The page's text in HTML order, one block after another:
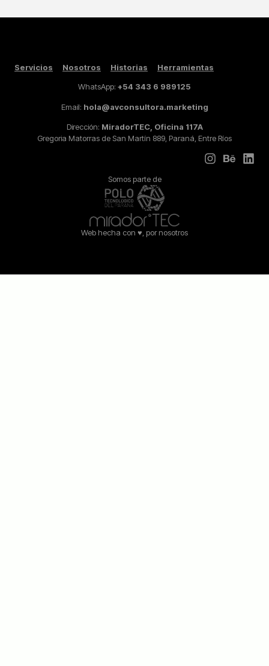
Somos parte de
WhatsApp: +54 343 6 989125
Email: hola@avconsultora.marketing
Dirección: MiradorTEC, Oficina 117A
Gregoria Matorras de San Martín 889, Paraná, Entre Ríos
Servicios Nosotros Historias Herramientas
Web hecha con ♥︎, por nosotros